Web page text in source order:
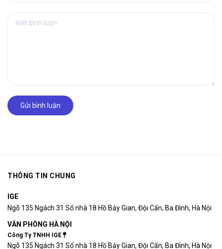
Gửi bình luận
THÔNG TIN CHUNG
IGE
Ngõ 135 Ngách 31 Số nhà 18 Hồ Bảy Gian, Đội Cấn, Ba Đình, Hà Nội
VĂN PHÒNG HÀ NỘI
Công Ty TNHH IGE
Ngõ 135 Ngách 31 Số nhà 18 Hồ Bảy Gian, Đội Cấn, Ba Đình, Hà Nội